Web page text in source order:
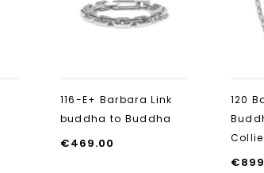
116-E+ Barbara Link
buddha to Buddha
€469.00
120
€